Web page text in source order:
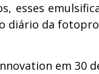
esses
diário da
em 30